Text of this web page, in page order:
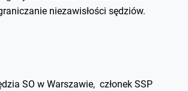
niezawisłości sędziów.
SO w Warszawie, członek SSP